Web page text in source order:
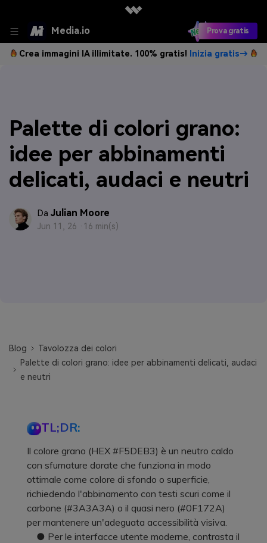
Media.io Prova gratis
Crea immagini IA illimitate. 100% gratis! Inizia gratis→
Palette di colori grano:
idee per abbinamenti
delicati, audaci e neutri
Da Julian Moore
Jun 11, 26 · 16 min(s)
Blog
Tavolozza dei colori
Palette di colori grano: idee per abbinamenti delicati, audaci
e neutri
TL;DR:
Il colore grano (HEX #F5DEB3) è un neutro caldo
con sfumature dorate che funziona in modo
ottimale come colore di sfondo o superficie,
richiedendo l'abbinamento con testi scuri come il
carbone (#3A3A3A) o il quasi nero (#0F172A)
per mantenere un'adeguata accessibilità visiva.
● Per le interfacce utente moderne, contrasta il